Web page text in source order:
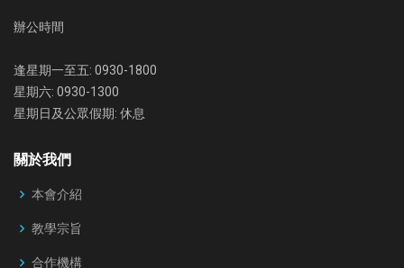
辦公時間
逢星期一至五: 0930-1800
星期六: 0930-1300
星期日及公眾假期: 休息
關於我們
本會介紹
教學宗旨
合作機構